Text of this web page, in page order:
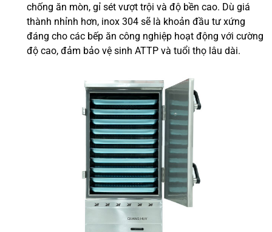
chống ăn mòn, gỉ sét vượt trội và độ bền cao. Dù giá
thành nhỉnh hơn, inox 304 sẽ là khoản đầu tư xứng
đáng cho các bếp ăn công nghiệp hoạt động với cường
độ cao, đảm bảo vệ sinh ATTP và tuổi thọ lâu dài.